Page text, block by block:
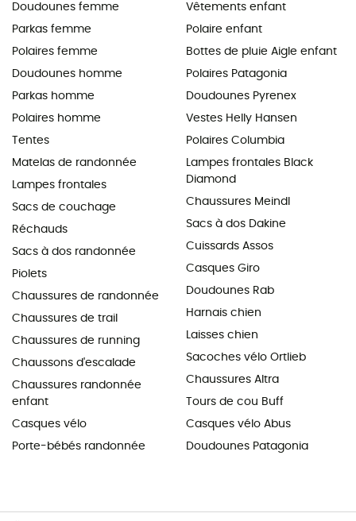
Doudounes femme
Parkas femme
Polaires femme
Doudounes homme
Parkas homme
Polaires homme
Tentes
Matelas de randonnée
Lampes frontales
Sacs de couchage
Réchauds
Sacs à dos randonnée
Piolets
Chaussures de randonnée
Chaussures de trail
Chaussures de running
Chaussons d'escalade
Chaussures randonnée
enfant
Casques vélo
Porte-bébés randonnée
Vêtements enfant
Polaire enfant
Bottes de pluie Aigle enfant
Polaires Patagonia
Doudounes Pyrenex
Vestes Helly Hansen
Polaires Columbia
Lampes frontales Black
Diamond
Chaussures Meindl
Sacs à dos Dakine
Cuissards Assos
Casques Giro
Doudounes Rab
Harnais chien
Laisses chien
Sacoches vélo Ortlieb
Chaussures Altra
Tours de cou Buff
Casques vélo Abus
Doudounes Patagonia